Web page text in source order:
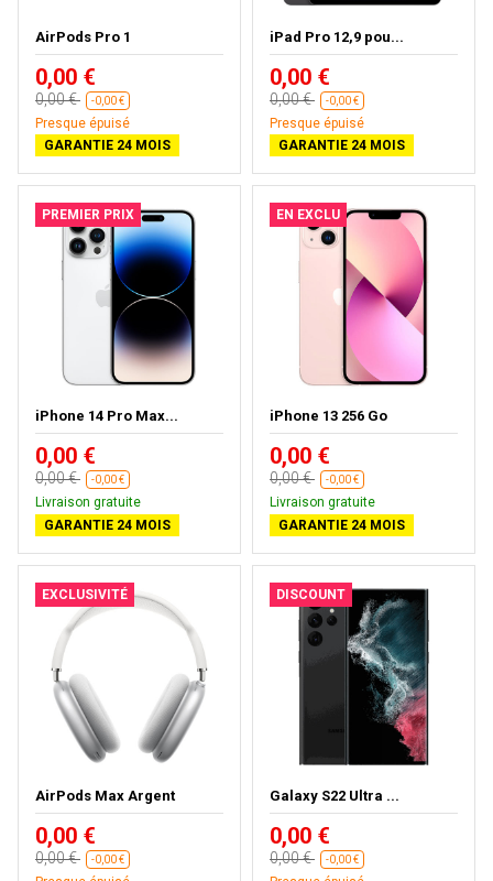
AirPods Pro 1
0,00 €
0,00 € -0,00 €
Presque épuisé
GARANTIE 24 MOIS
iPad Pro 12,9 pou...
0,00 €
0,00 € -0,00 €
Presque épuisé
GARANTIE 24 MOIS
PREMIER PRIX
iPhone 14 Pro Max...
0,00 €
0,00 € -0,00 €
Livraison gratuite
GARANTIE 24 MOIS
EN EXCLU
iPhone 13 256 Go
0,00 €
0,00 € -0,00 €
Livraison gratuite
GARANTIE 24 MOIS
EXCLUSIVITÉ
AirPods Max Argent
0,00 €
0,00 € -0,00 €
DISCOUNT
Galaxy S22 Ultra ...
0,00 €
0,00 € -0,00 €